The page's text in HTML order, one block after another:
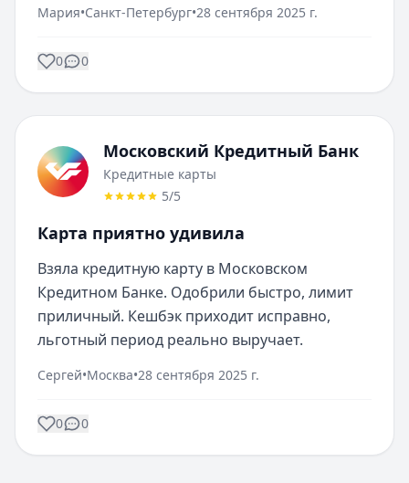
Мария•Санкт-Петербург•28 сентября 2025 г.
0 0
Московский Кредитный Банк
Кредитные карты
5/5
Карта приятно удивила
Взяла кредитную карту в Московском
Кредитном Банке. Одобрили быстро, лимит
приличный. Кешбэк приходит исправно,
льготный период реально выручает.
Сергей•Москва•28 сентября 2025 г.
0 0